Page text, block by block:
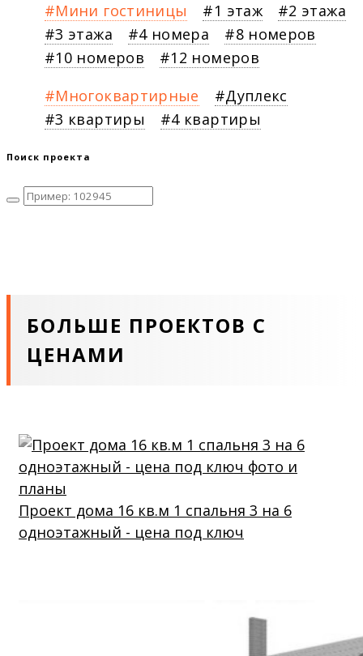
Мини гостиницы
1 этаж
2 этажа
3 этажа
4 номера
8 номеров
10 номеров
12 номеров
Многоквартирные
Дуплекс
3 квартиры
4 квартиры
Поиск проекта
БОЛЬШЕ ПРОЕКТОВ С
ЦЕНАМИ
Проект дома 16 кв.м 1 спальня 3 на 6
одноэтажный - цена под ключ